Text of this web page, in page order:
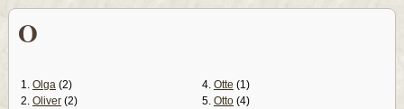
O
1. Olga (2)
2. Oliver (2)
4. Otte (1)
5. Otto (4)